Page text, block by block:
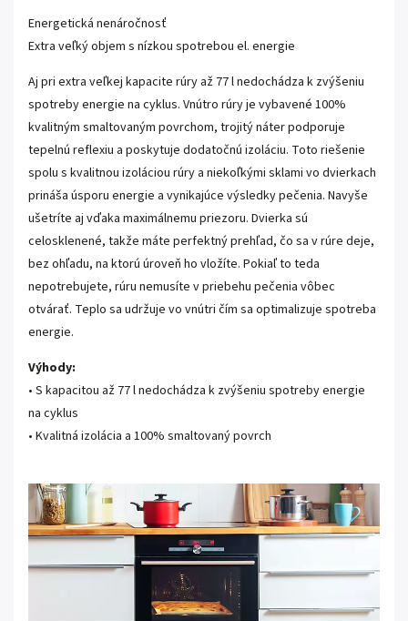
Energetická nenáročnosť
Extra veľký objem s nízkou spotrebou el. energie
Aj pri extra veľkej kapacite rúry až 77 l nedochádza k zvýšeniu
spotreby energie na cyklus. Vnútro rúry je vybavené 100%
kvalitným smaltovaným povrchom, trojitý náter podporuje
tepelnú reflexiu a poskytuje dodatočnú izoláciu. Toto riešenie
spolu s kvalitnou izoláciou rúry a niekoľkými sklami vo dvierkach
prináša úsporu energie a vynikajúce výsledky pečenia. Navyše
ušetríte aj vďaka maximálnemu priezoru. Dvierka sú
celosklenené, takže máte perfektný prehľad, čo sa v rúre deje,
bez ohľadu, na ktorú úroveň ho vložíte. Pokiaľ to teda
nepotrebujete, rúru nemusíte v priebehu pečenia vôbec
otvárať. Teplo sa udržuje vo vnútri čím sa optimalizuje spotreba
energie.
Výhody:
• S kapacitou až 77 l nedochádza k zvýšeniu spotreby energie
na cyklus
• Kvalitná izolácia a 100% smaltovaný povrch